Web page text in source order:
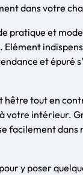
dans votre
pratique et
et
hêtre tout en
votre intérieur.
facilement
y poser